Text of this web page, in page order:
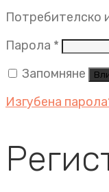
Потребителско
Парола *
Запомняне
Изгубена